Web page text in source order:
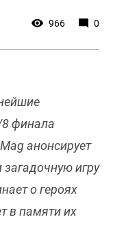
966 0
финала
анонсирует
игру
о героях
в памяти их